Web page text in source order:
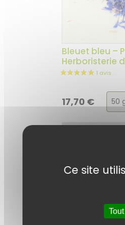
Bleuet bleu –
Herboristerie
17,70 €
de
la
Ce site